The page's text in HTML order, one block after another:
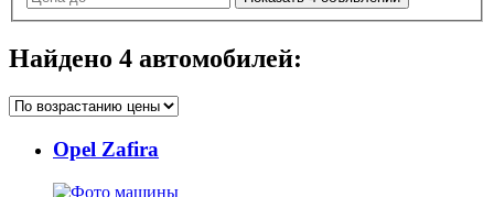
Найдено 4 автомобилей:
Opel Zafira